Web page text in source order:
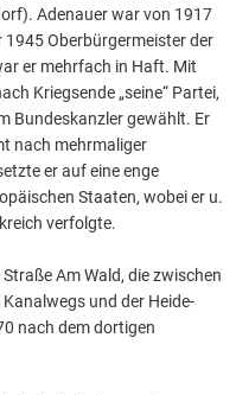
Adenauer war von 1917
Oberbürgermeister der
er mehrfach in Haft. Mit
Kriegsende „seine“ Partei,
Bundeskanzler gewählt. Er
nach mehrmaliger
er auf eine enge
Staaten, wobei er u.
verfolgte.
Am Wald, die zwischen
und der Heide-
nach dem dortigen